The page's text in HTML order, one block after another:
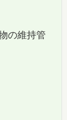
の維持管